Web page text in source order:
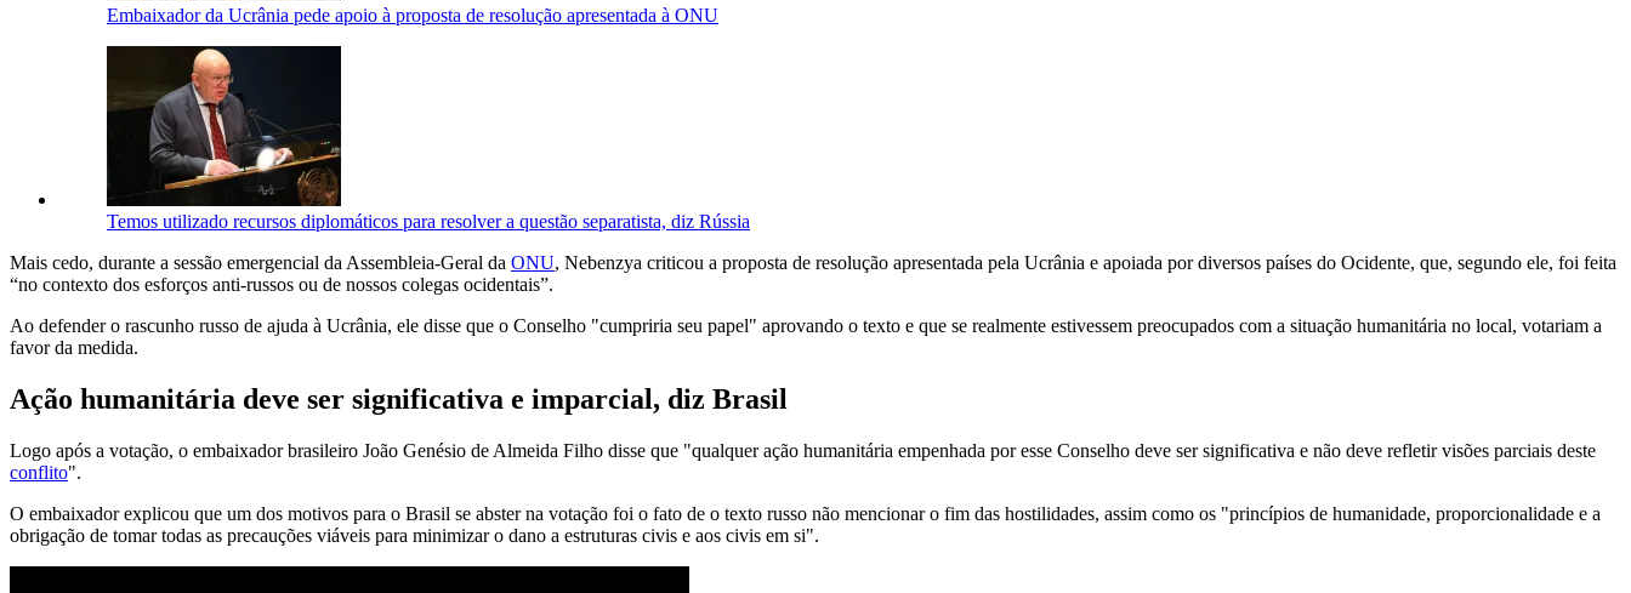
Embaixador da Ucrânia pede apoio à proposta de resolução apresentada à ONU
Temos utilizado recursos diplomáticos para resolver a questão separatista, diz Rússia
Mais cedo, durante a sessão emergencial da Assembleia-Geral da ONU, Nebenzya criticou a proposta de resolução apresentada pela Ucrânia e apoiada por diversos países do Ocidente, que, segundo ele, foi feita
“no contexto dos esforços anti-russos ou de nossos colegas ocidentais”.
Ao defender o rascunho russo de ajuda à Ucrânia, ele disse que o Conselho "cumpriria seu papel" aprovando o texto e que se realmente estivessem preocupados com a situação humanitária no local, votariam a
favor da medida.
Ação humanitária deve ser significativa e imparcial, diz Brasil
Logo após a votação, o embaixador brasileiro João Genésio de Almeida Filho disse que "qualquer ação humanitária empenhada por esse Conselho deve ser significativa e não deve refletir visões parciais deste
conflito".
O embaixador explicou que um dos motivos para o Brasil se abster na votação foi o fato de o texto russo não mencionar o fim das hostilidades, assim como os "princípios de humanidade, proporcionalidade e a
obrigação de tomar todas as precauções viáveis para minimizar o dano a estruturas civis e aos civis em si".